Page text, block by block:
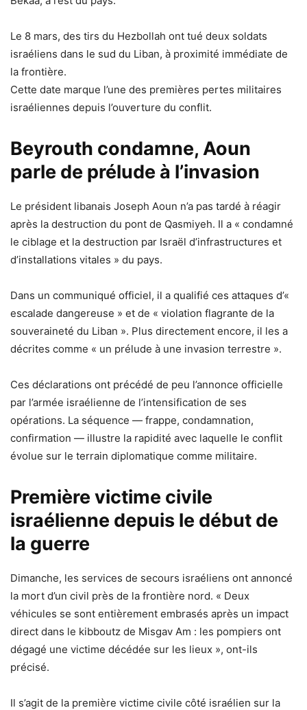
Le 8 mars, des tirs du Hezbollah ont tué deux soldats
israéliens dans le sud du Liban, à proximité immédiate de
la frontière.
Cette date marque l’une des premières pertes militaires
israéliennes depuis l’ouverture du conflit.
Beyrouth condamne, Aoun
parle de prélude à l’invasion
Le président libanais Joseph Aoun n’a pas tardé à réagir
après la destruction du pont de Qasmiyeh. Il a « condamné
le ciblage et la destruction par Israël d’infrastructures et
d’installations vitales » du pays.
Dans un communiqué officiel, il a qualifié ces attaques d’«
escalade dangereuse » et de « violation flagrante de la
souveraineté du Liban ». Plus directement encore, il les a
décrites comme « un prélude à une invasion terrestre ».
Ces déclarations ont précédé de peu l’annonce officielle
par l’armée israélienne de l’intensification de ses
opérations. La séquence — frappe, condamnation,
confirmation — illustre la rapidité avec laquelle le conflit
évolue sur le terrain diplomatique comme militaire.
Première victime civile
israélienne depuis le début de
la guerre
Dimanche, les services de secours israéliens ont annoncé
la mort d’un civil près de la frontière nord. « Deux
véhicules se sont entièrement embrasés après un impact
direct dans le kibboutz de Misgav Am : les pompiers ont
dégagé une victime décédée sur les lieux », ont-ils
précisé.
Il s’agit de la première victime civile côté israélien sur la